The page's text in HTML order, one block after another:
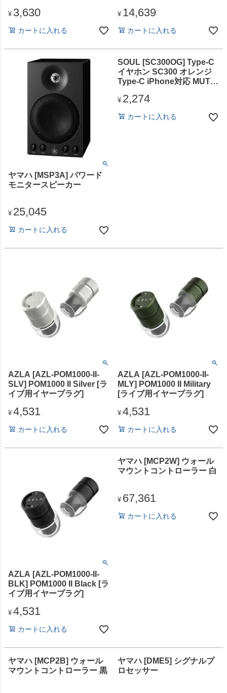
¥ 3,630
カートに入れる
¥ 14,639
カートに入れる
ヤマハ [MSP3A] パワード
モニタースピーカー
¥ 25,045
カートに入れる
SOUL [SC300OG] Type-C
イヤホン SC300 オレンジ
Type-C iPhone対応 MUTE
¥ 2,274
カートに入れる
AZLA [AZL-POM1000-II-
SLV] POM1000 II Silver [ラ
イブ用イヤープラグ]
¥ 4,531
カートに入れる
AZLA [AZL-POM1000-II-
MLY] POM1000 II Military
[ライブ用イヤープラグ]
¥ 4,531
カートに入れる
AZLA [AZL-POM1000-II-
BLK] POM1000 II Black [ラ
イブ用イヤープラグ]
¥ 4,531
カートに入れる
ヤマハ [MCP2W] ウォール
マウントコントローラー 白
¥ 67,361
カートに入れる
ヤマハ [MCP2B] ウォール
マウントコントローラー 黒
ヤマハ [DME5] シグナルプ
ロセッサー